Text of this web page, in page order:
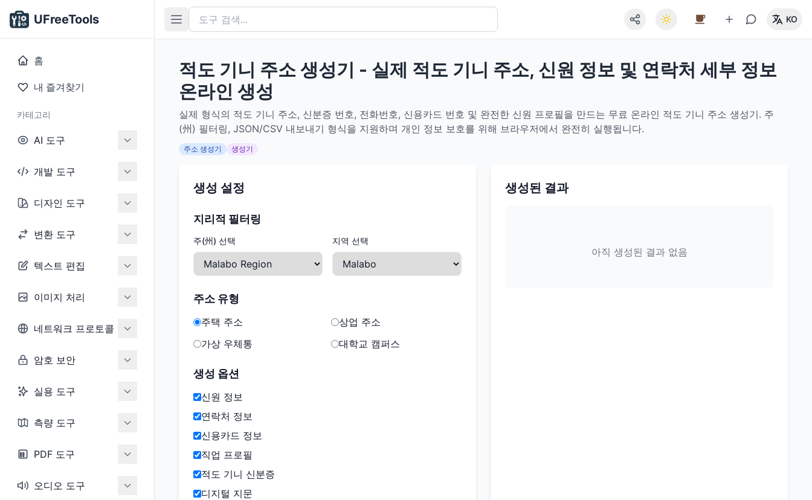
UFreeTools
홈
내 즐겨찾기
카테고리
AI 도구
개발 도구
디자인 도구
변환 도구
텍스트 편집
이미지 처리
네트워크 프로토콜
암호 보안
실용 도구
측량 도구
PDF 도구
오디오 도구
KO
적도 기니 주소 생성기 - 실제 적도 기니 주소, 신원 정보 및 연락처 세부 정보
온라인 생성
실제 형식의 적도 기니 주소, 신분증 번호, 전화번호, 신용카드 번호 및 완전한 신원 프로필을 만드는 무료 온라인 적도 기니 주소 생성기. 주
(州) 필터링, JSON/CSV 내보내기 형식을 지원하며 개인 정보 보호를 위해 브라우저에서 완전히 실행됩니다.
주소 생성기 생성기
생성 설정
지리적 필터링
주(州) 선택 지역 선택
주소 유형
주택 주소
상업 주소
가상 우체통
대학교 캠퍼스
생성 옵션
신원 정보
연락처 정보
신용카드 정보
직업 프로필
적도 기니 신분증
디지털 지문
생성된 결과
아직 생성된 결과 없음